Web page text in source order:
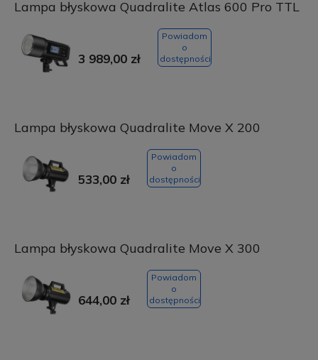
Lampa błyskowa Quadralite Atlas 600 Pro TTL
3 989,00 zł
Powiadom
o
dostępności
Lampa błyskowa Quadralite Move X 200
533,00 zł
Powiadom
o
dostępności
Lampa błyskowa Quadralite Move X 300
644,00 zł
Powiadom
o
dostępności